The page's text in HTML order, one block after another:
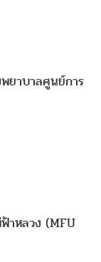
ยาบาลศูนย์การ
าหลวง (MFU